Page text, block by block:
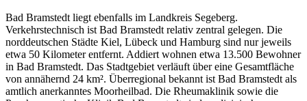
Bad Bramstedt liegt ebenfalls im Landkreis Segeberg.
Verkehrstechnisch ist Bad Bramstedt relativ zentral gelegen. Die
norddeutschen Städte Kiel, Lübeck und Hamburg sind nur jeweils
etwa 50 Kilometer entfernt. Addiert wohnen etwa 13.500 Bewohner
in Bad Bramstedt. Das Stadtgebiet verläuft über eine Gesamtfläche
von annähernd 24 km². Überregional bekannt ist Bad Bramstedt als
amtlich anerkanntes Moorheilbad. Die Rheumaklinik sowie die